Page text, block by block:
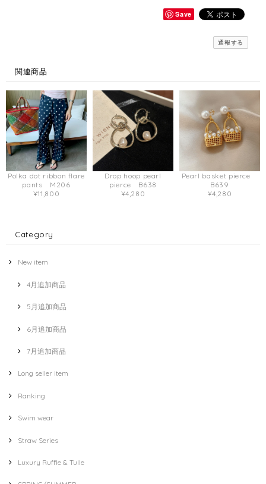
Save
通報する
関連商品
Polka dot ribbon flare
pants M206
¥11,800
Drop hoop pearl
pierce B638
¥4,280
Pearl basket pierce
B639
¥4,280
Category
New item
4月追加商品
5月追加商品
6月追加商品
7月追加商品
Long seller item
Ranking
Swim wear
Straw Series
Luxury Ruffle & Tulle